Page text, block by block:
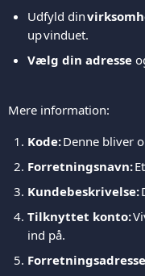
Udfyld din
up vinduet.
Vælg din adresse
Mere information:
Kode: Denne bliver
Forretningsnavn:
Kundebeskrivelse:
Tilknyttet konto:
ind på.